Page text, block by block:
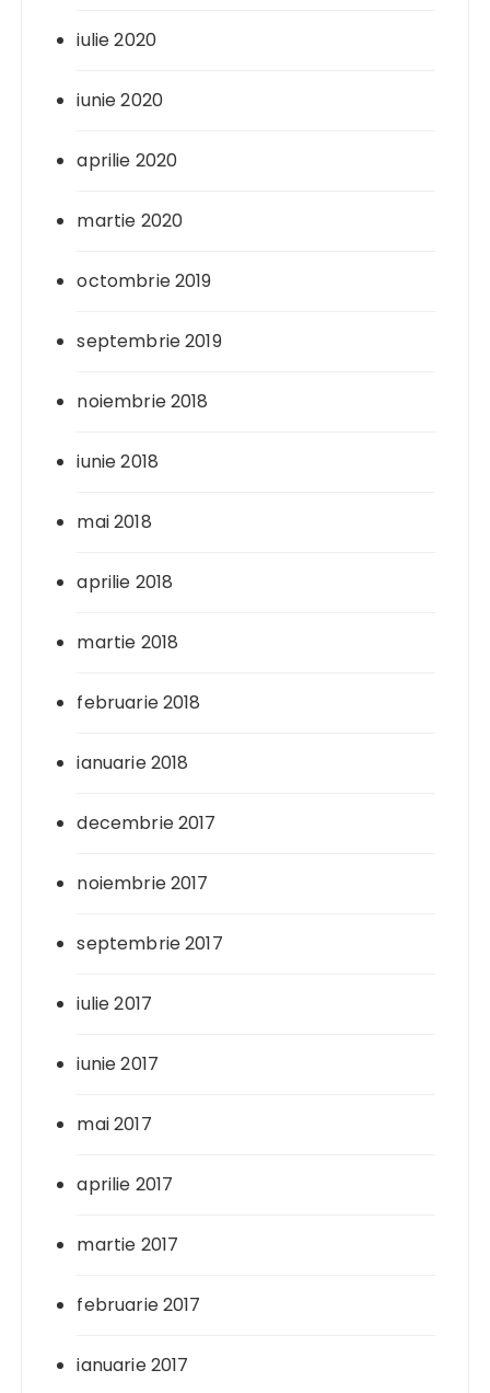
iulie 2020
iunie 2020
aprilie 2020
martie 2020
octombrie 2019
septembrie 2019
noiembrie 2018
iunie 2018
mai 2018
aprilie 2018
martie 2018
februarie 2018
ianuarie 2018
decembrie 2017
noiembrie 2017
septembrie 2017
iulie 2017
iunie 2017
mai 2017
aprilie 2017
martie 2017
februarie 2017
ianuarie 2017